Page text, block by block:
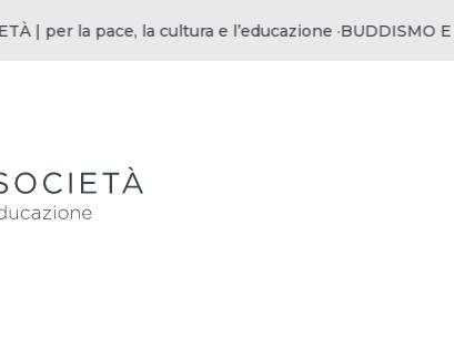
per la pace, la cultura e l’educazione ·BUDDISMO E